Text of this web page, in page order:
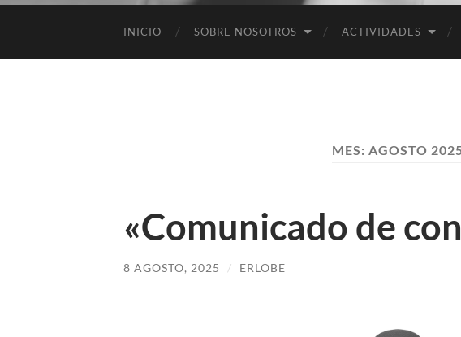
INICIO SOBRE NOSOTROS ACTIVIDADES
MES: AGOSTO
«Comunicado de
8 AGOSTO, 2025 / ERLOBE